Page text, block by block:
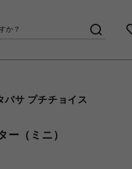
バサ プチチョイス
ー（ミニ）